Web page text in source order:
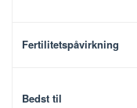
Fertilitetspåvirkning
Bedst til